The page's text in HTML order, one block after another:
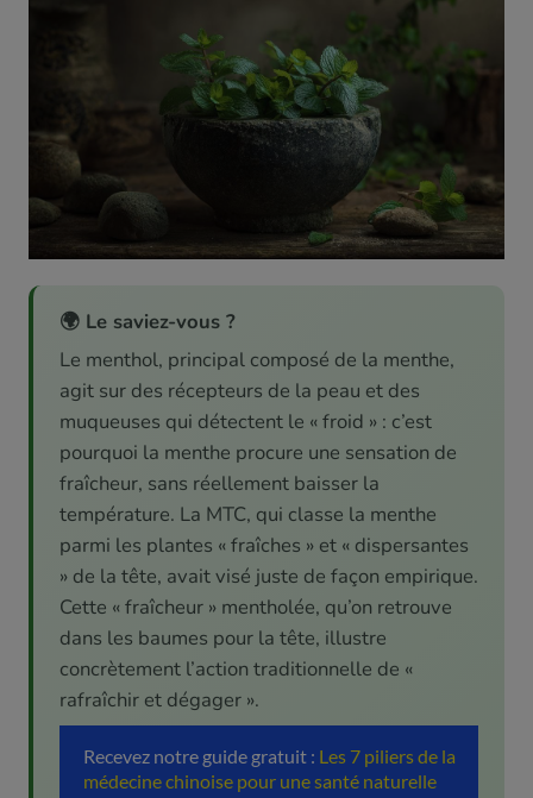
🌍 Le saviez-vous ?
Le menthol, principal composé de la menthe,
agit sur des récepteurs de la peau et des
muqueuses qui détectent le « froid » : c’est
pourquoi la menthe procure une sensation de
fraîcheur, sans réellement baisser la
température. La MTC, qui classe la menthe
parmi les plantes « fraîches » et « dispersantes
» de la tête, avait visé juste de façon empirique.
Cette « fraîcheur » mentholée, qu’on retrouve
dans les baumes pour la tête, illustre
concrètement l’action traditionnelle de «
rafraîchir et dégager ».